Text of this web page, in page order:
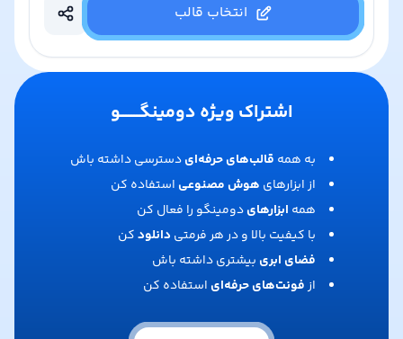
انتخاب قالب
اشتراک ویژه دومینگـــــــو
به همه قالب‌های حرفه‌ایدسترسی داشته باش
از ابزارهای هوش مصنوعی استفاده کن
همه ابزارهایدومینگو را فعال کن
با کیفیت بالا و در هر فرمتی دانلودکن
فضای ابری بیشتری داشته باش
ازفونت‌های حرفه‌ای استفاده کن